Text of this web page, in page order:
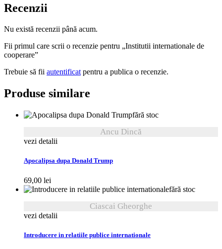
Recenzii
Nu există recenzii până acum.
Fii primul care scrii o recenzie pentru „Institutii internationale de
cooperare”
Trebuie să fii autentificatpentru a publica o recenzie.
Produse similare
fără stoc
Ancu Dincă
vezi detalii
Apocalipsa dupa Donald Trump
69,00 lei
fără stoc
Ciascai Gheorghe
vezi detalii
Introducere in relatiile publice internationale